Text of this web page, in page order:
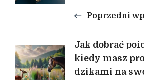
Poprzedni
Jak dobrać
kiedy masz
dzikami na